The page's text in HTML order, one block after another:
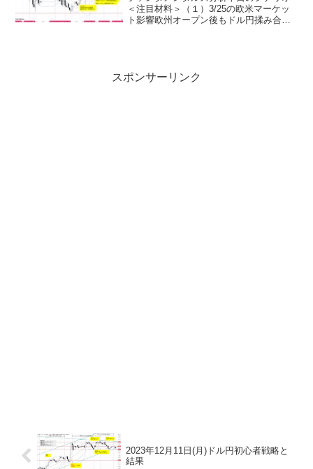
＜注目材料＞（１）3/25の欧米マーケッ
ト影響欧州オープン後もドル円揉み合い
スポンサーリンク
2023年12月11日(月)ドル円初心者戦略と
結果